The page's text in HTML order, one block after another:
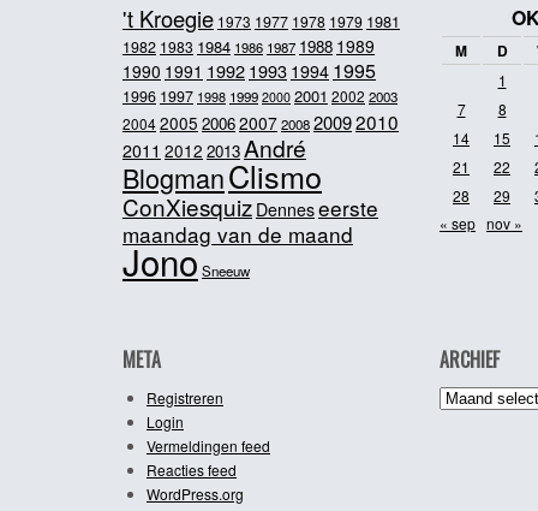
't Kroegie 1973 1977 1978 1979 1981
1982 1983 1984 1986 1987 1988 1989
1990 1991 19921993 1994 1995
1996 1997 1998 1999 2000 2001 2002 2003
20042005 20062007200820092010
2011 2012 2013André
BlogmanClismo
ConXiesquiz Denneseerste
maandag van de maand
JonoSneeuw
M D
1
7
8
14
15
21
22
28
29
« sep nov »
META
Registreren
Login
Vermeldingen feed
Reacties feed
WordPress.org
ARCHIEF
Archief